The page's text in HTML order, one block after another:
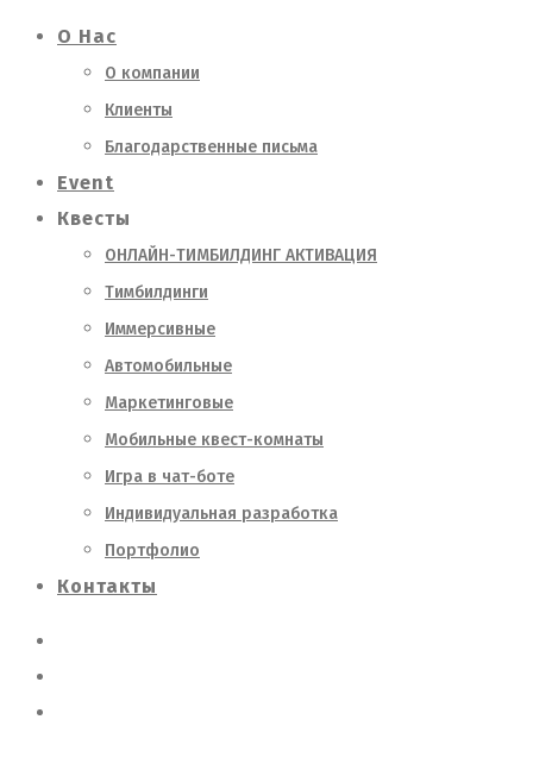
О Нас
О компании
Клиенты
Благодарственные письма
Event
Квесты
ОНЛАЙН-ТИМБИЛДИНГ АКТИВАЦИЯ
Тимбилдинги
Иммерсивные
Автомобильные
Маркетинговые
Мобильные квест-комнаты
Игра в чат-боте
Индивидуальная разработка
Портфолио
Контакты